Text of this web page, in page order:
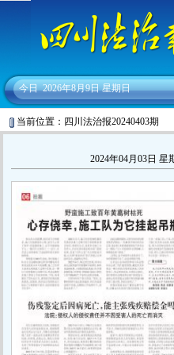
今日 2026年8月9日 星期日
当前位置：四川法治报20240403期
2024年04